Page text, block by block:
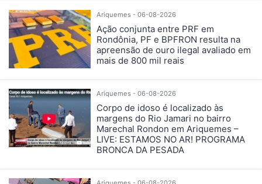
Ariquemes - 06-08-2026
Ação conjunta entre PRF em
Rondônia, PF e BPFRON resulta na
apreensão de ouro ilegal avaliado em
mais de 800 mil reais
Ariquemes - 06-08-2026
Corpo de idoso é localizado às
margens do Rio Jamari no bairro
Marechal Rondon em Ariquemes –
LIVE: ESTAMOS NO AR! PROGRAMA
BRONCA DA PESADA